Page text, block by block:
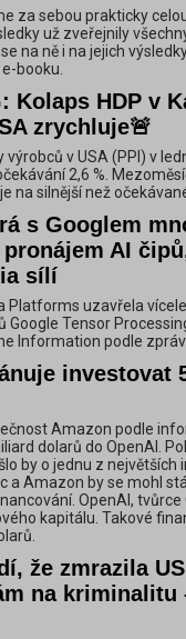
za sebou prakticky
už zveřejnily
na ně i na jejich
booku.
Kolaps HDP v
zrychluje🚨
výrobců v USA (PPI) v
2,6 %.
na silnější než
s Googlem
AI
sílí
Platforms uzavřela
Google Tensor
Information podle
investovat
Amazon podle
dolarů do OpenAI.
by o jednu z největších
a Amazon by se mohl
OpenAI,
kapitálu. Takové
že zmrazila
na